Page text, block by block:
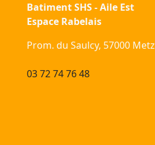
Batiment SHS - Aile Est
Espace Rabelais
Prom. du Saulcy, 57000 Metz
03 72 74 76 48